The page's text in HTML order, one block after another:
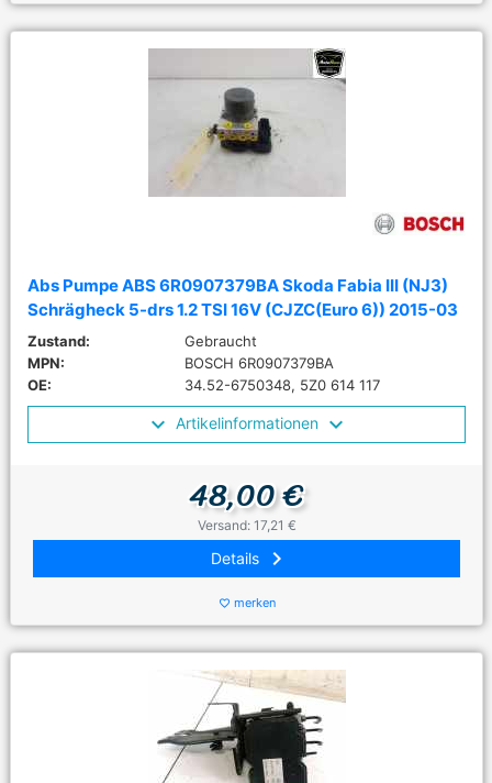
Abs Pumpe ABS 6R0907379BA Skoda Fabia III (NJ3)
Schrägheck 5-drs 1.2 TSI 16V (CJZC(Euro 6)) 2015-03
Zustand:
Gebraucht
MPN:
BOSCH 6R0907379BA
OE:
34.52-6750348, 5Z0 614 117
Artikelinformationen
48,00 €
Versand: 17,21 €
Details keyboard_arrow_right
favorite_border merken